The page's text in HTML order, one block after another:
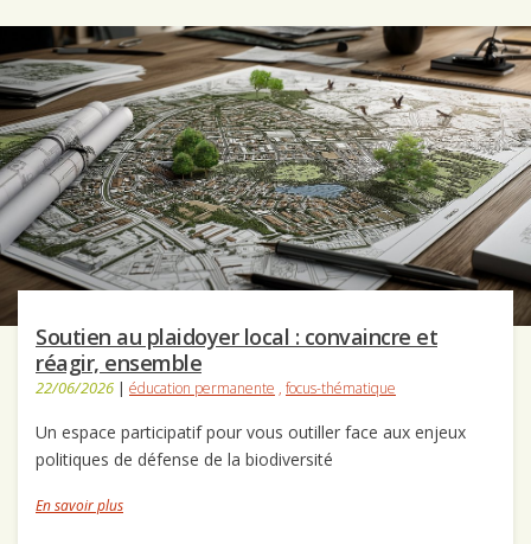
Soutien au plaidoyer local : convaincre et
réagir, ensemble
22/06/2026 | éducation permanente , focus-thématique
Un espace participatif pour vous outiller face aux enjeux
politiques de défense de la biodiversité
En savoir plus